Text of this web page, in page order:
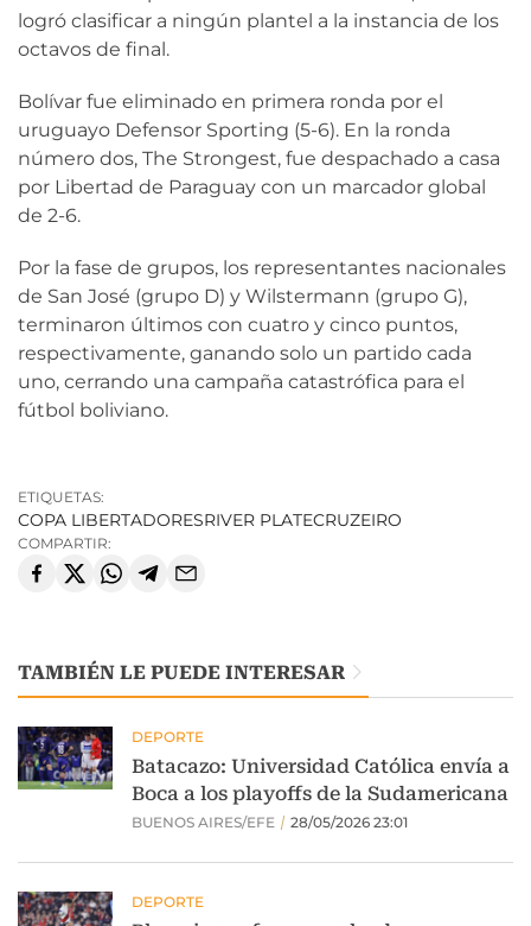
logró clasificar a ningún plantel a la instancia de los
octavos de final.
Bolívar fue eliminado en primera ronda por el
uruguayo Defensor Sporting (5-6). En la ronda
número dos, The Strongest, fue despachado a casa
por Libertad de Paraguay con un marcador global
de 2-6.
Por la fase de grupos, los representantes nacionales
de San José (grupo D) y Wilstermann (grupo G),
terminaron últimos con cuatro y cinco puntos,
respectivamente, ganando solo un partido cada
uno, cerrando una campaña catastrófica para el
fútbol boliviano.
ETIQUETAS:
COPA LIBERTADORESRIVER PLATECRUZEIRO
COMPARTIR:
TAMBIÉN LE PUEDE INTERESAR